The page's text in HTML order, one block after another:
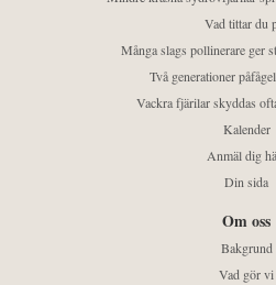
Vad tittar du
Många slags pollinerare ger
Två generationer
Vackra fjärilar skyddas
Kalender
Anmäl dig
Din sida
Om oss
Bakgrund
Vad gör vi